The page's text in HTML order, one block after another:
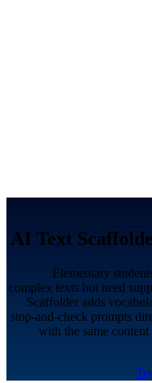
AI Text
Elementary
complex texts but need
Scaffolder adds
stop-and-check prompts
with the same